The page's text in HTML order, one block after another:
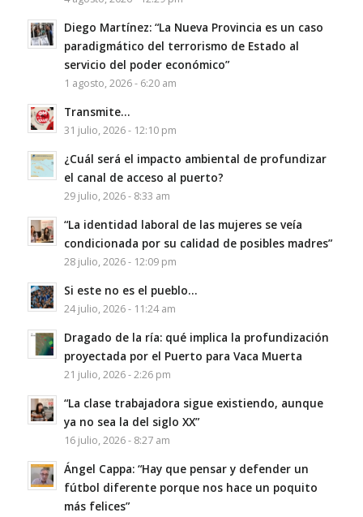
Diego Martínez: “La Nueva Provincia es un caso
paradigmático del terrorismo de Estado al
servicio del poder económico”
1 agosto, 2026 - 6:20 am
Transmite…
31 julio, 2026 - 12:10 pm
¿Cuál será el impacto ambiental de profundizar
el canal de acceso al puerto?
29 julio, 2026 - 8:33 am
“La identidad laboral de las mujeres se veía
condicionada por su calidad de posibles madres”
28 julio, 2026 - 12:09 pm
Si este no es el pueblo…
24 julio, 2026 - 11:24 am
Dragado de la ría: qué implica la profundización
proyectada por el Puerto para Vaca Muerta
21 julio, 2026 - 2:26 pm
“La clase trabajadora sigue existiendo, aunque
ya no sea la del siglo XX”
16 julio, 2026 - 8:27 am
Ángel Cappa: “Hay que pensar y defender un
fútbol diferente porque nos hace un poquito
más felices”